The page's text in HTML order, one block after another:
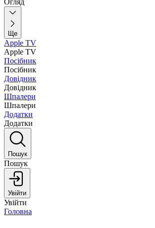
Ще
Apple TV
Apple TV
Посібник
Посібник
Довідник
Довідник
Шпалери
Шпалери
Додатки
Додатки
Пошук
Пошук
Увійти
Увійти
Головна